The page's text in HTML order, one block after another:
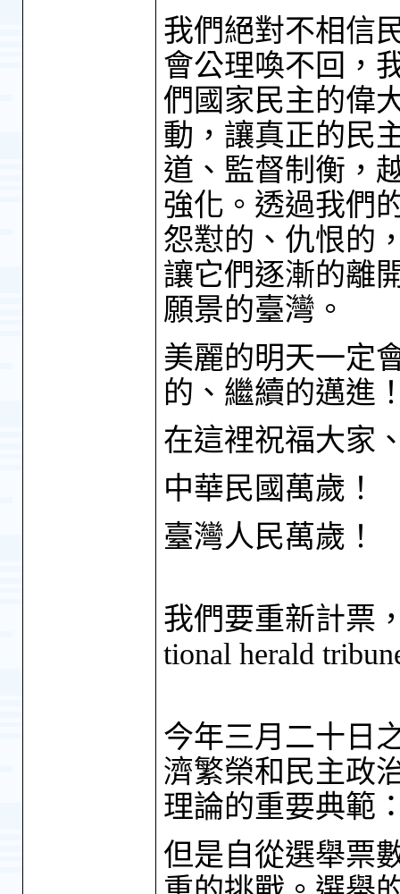
我們絕對不相信
會公理喚不回，
們國家民主的偉
動，讓真正的民
道、監督制衡，
強化。透過我們
怨懟的、仇恨的
讓它們逐漸的離
願景的臺灣。
美麗的明天一定
的、繼續的邁進
在這裡祝福大家
中華民國萬歲！
臺灣人民萬歲！
我們要重新計票
tional herald
今年三月二十日
濟繁榮和民主政
理論的重要典範
但是自從選舉票